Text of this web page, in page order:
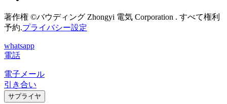
著作権 ©バウディング Zhongyi 電気 Corporation . すべて権利
予約.プライバシー設定
whatsapp
電話
電子メール
引き合い
サプライヤ